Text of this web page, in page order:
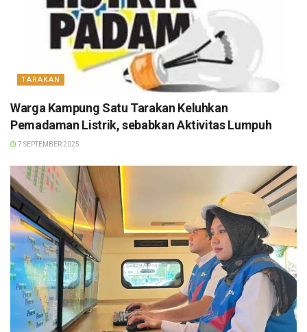
TARAKAN
Warga Kampung Satu Tarakan Keluhkan
Pemadaman Listrik, sebabkan Aktivitas Lumpuh
7 SEPTEMBER 2025